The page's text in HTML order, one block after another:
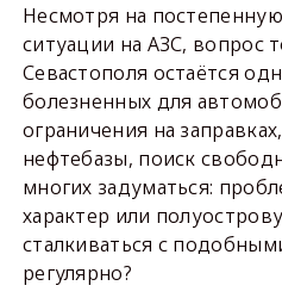
Несмотря на
ситуации на АЗС, вопрос
Севастополя остаётся
болезненных для
ограничения на
нефтебазы, поиск
многих задуматься:
характер или
сталкиваться с
регулярно?